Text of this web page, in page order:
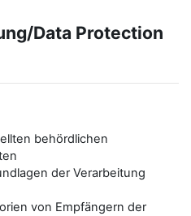
Data Protection
behördlichen
der Verarbeitung
von Empfängern der